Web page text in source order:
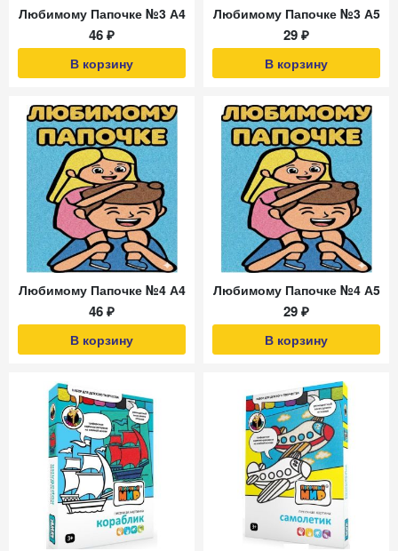
Любимому Папочке №3 А4
46 ₽
В корзину
Любимому Папочке №3 А5
29 ₽
В корзину
Любимому Папочке №4 А4
46 ₽
В корзину
Любимому Папочке №4 А5
29 ₽
В корзину